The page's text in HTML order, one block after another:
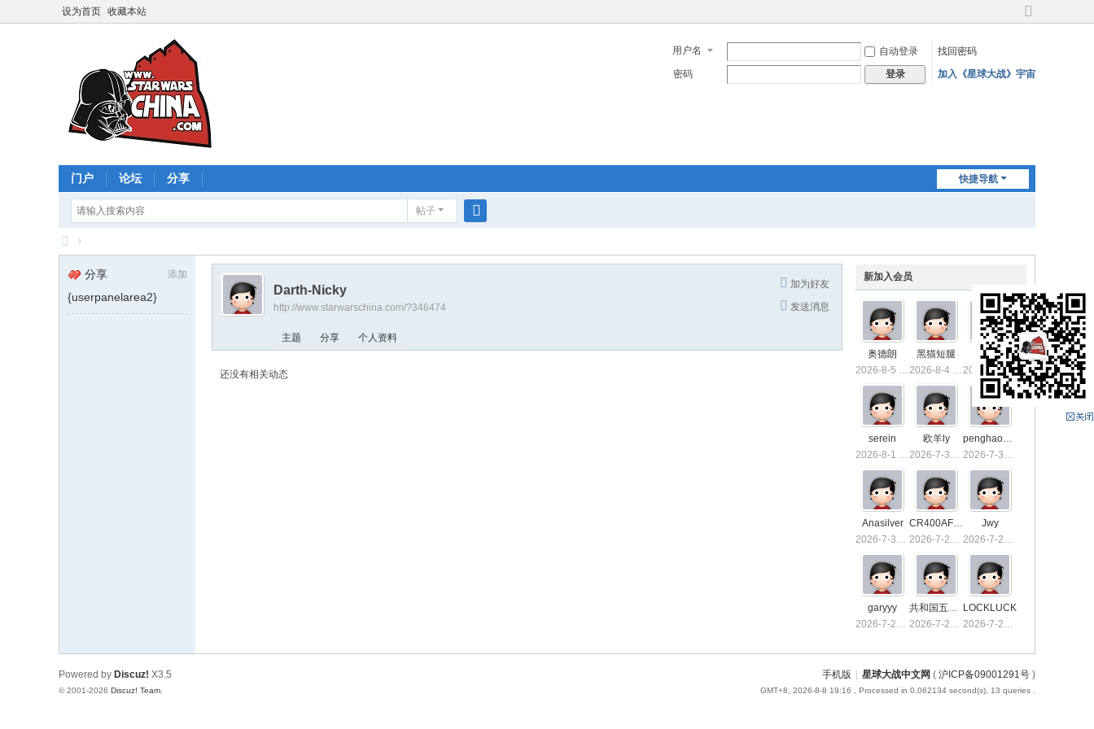
设为首页 收藏本站
切
宽
用户名 自动登录
找回密码
密码
登录 加入《星球大战》宇宙
快捷导航
门户 论坛 分享
帖子
索
大
›
添加
分享
{userpanelarea2}
新加入会员
奥德朗
2026-8-5 13:36
黑猫短腿
2026-8-4 15:50
Nimbus
2026-8-4 01:40
serein
2026-8-1 01:26
欧羊ly
2026-7-31 10:03
penghaoxiake
2026-7-30 23:53
Anasilver
2026-7-30 01:03
CR400AF-1039
2026-7-29 23:32
Jwy
2026-7-29 19:21
garyyy
2026-7-26 21:16
共和国五星上将
2026-7-23 13:55
LOCKLUCK
2026-7-23 00:55
加为好友
发送消息
Darth-Nicky
http://www.starwarschina.com/?346474
主题 分享 个人资料
还没有相关动态
手机版 星球大战中文网 ( 沪ICP备09001291号 )
GMT+8, 2026-8-8 19:16 , Processed in 0.062134 second(s), 13 queries .
Powered by Discuz! X3.5
© 2001-2026 Discuz! Team